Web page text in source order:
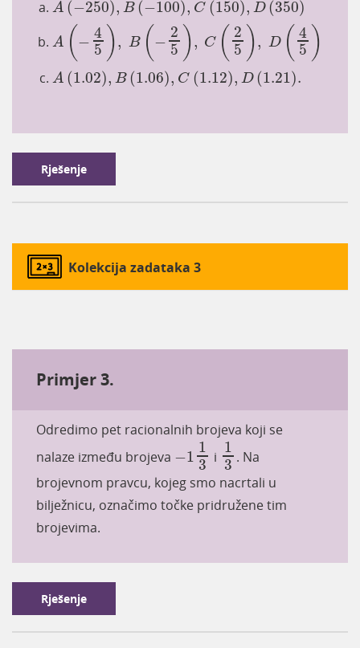
A (−250), B (−100), C (150), D (350)
A ( − 4
5 ), B ( −
2
5 ), C ( 2
5 ), D ( 4
5 )
45 B 2 5 C25 D45
A (1.02),
A 1.02, B (1.06),
B1.06, C (1.12),
C1.12, D (1.21).
D1.21.
Rješenje
Kolekcija zadataka 3
Primjer 3.
Odredimo pet racionalnih brojeva koji se
nalaze između brojeva −1
1
3
-11 3
i
1
3
13
. Na
brojevnom pravcu, kojeg smo nacrtali u
bilježnicu, označimo točke pridružene tim
brojevima.​
Rješenje